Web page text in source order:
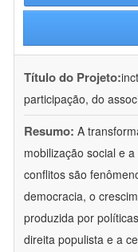
Título do Projeto:
participação, do
Resumo: A
mobilização social e
conflitos são
democracia, o
produzida por
direita populista e a